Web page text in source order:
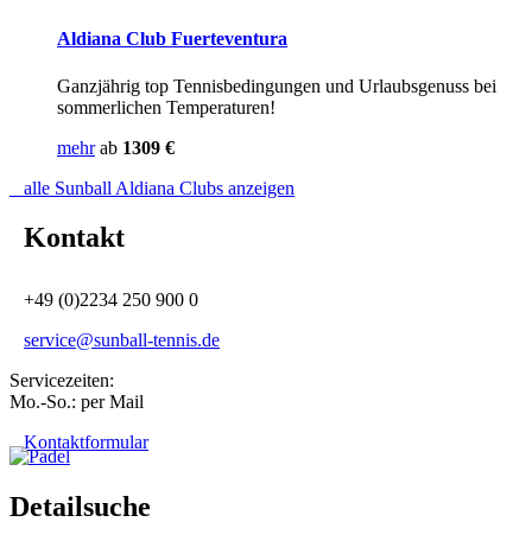
Aldiana Club Fuerteventura
Ganzjährig top Tennisbedingungen und Urlaubsgenuss bei
sommerlichen Temperaturen!
mehr ab 1309 €
alle Sunball Aldiana Clubs anzeigen
Kontakt
+49 (0)2234 250 900 0
service@sunball-tennis.de
Servicezeiten:
Mo.-So.: per Mail
Kontaktformular
Detailsuche